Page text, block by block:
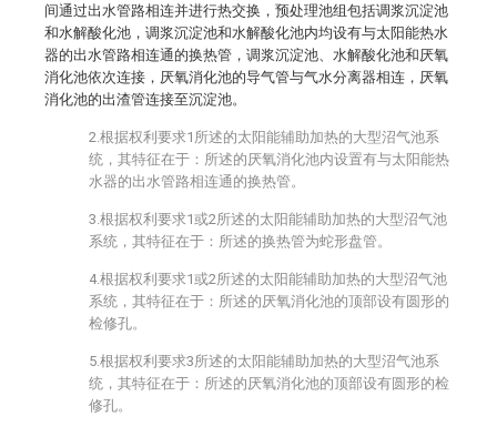
间通过出水管路相连并进行热交换，预处理池组包括调浆沉淀池
和水解酸化池，调浆沉淀池和水解酸化池内均设有与太阳能热水
器的出水管路相连通的换热管，调浆沉淀池、水解酸化池和厌氧
消化池依次连接，厌氧消化池的导气管与气水分离器相连，厌氧
消化池的出渣管连接至沉淀池。
2.根据权利要求1所述的太阳能辅助加热的大型沼气池系
统，其特征在于：所述的厌氧消化池内设置有与太阳能热
水器的出水管路相连通的换热管。
3.根据权利要求1或2所述的太阳能辅助加热的大型沼气池
系统，其特征在于：所述的换热管为蛇形盘管。
4.根据权利要求1或2所述的太阳能辅助加热的大型沼气池
系统，其特征在于：所述的厌氧消化池的顶部设有圆形的
检修孔。
5.根据权利要求3所述的太阳能辅助加热的大型沼气池系
统，其特征在于：所述的厌氧消化池的顶部设有圆形的检
修孔。